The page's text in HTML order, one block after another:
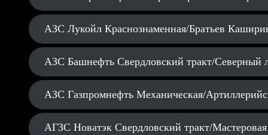
АЗС Лукойл Краснознаменная/Братьев
АЗС Башнефть Свердловский тракт/Северный
АЗС Газпромнефть Механическая/
АГЗС Новатэк Свердловский тракт/Мастеровая